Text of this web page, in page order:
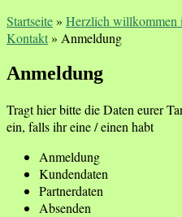
Startseite» Herzlich willkommen
Kontakt» Anmeldung
Anmeldung
Tragt hier bitte die Daten eurer
ein, falls ihr eine / einen habt
Anmeldung
Kundendaten
Partnerdaten
Absenden